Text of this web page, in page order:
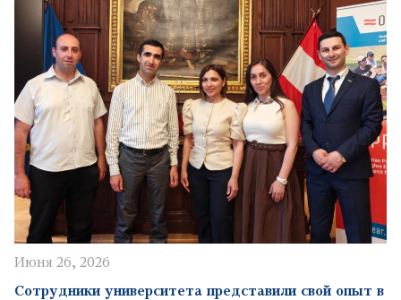
Июня 26, 2026
Сотрудники университета представили свой опыт в